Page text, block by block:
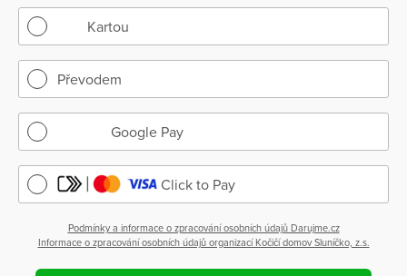
Kartou
Převodem
Google Pay
Click to Pay
Podmínky a informace o zpracování osobních údajů Darujme.cz
Informace o zpracování osobních údajů organizací Kočičí domov Sluníčko, z.s.